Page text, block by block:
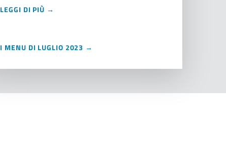
LEGGI DI PIÙ →
I MENU DI LUGLIO 2023 →